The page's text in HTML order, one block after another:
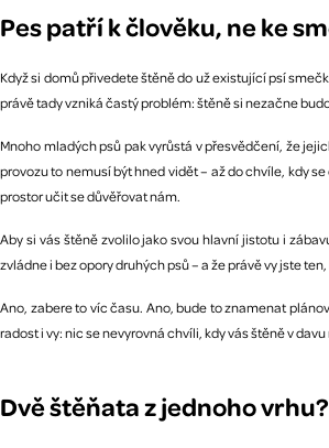
Pes patří k člověku, ne ke
Když si domů přivedete štěně do už existující psí
právě tady vzniká častý problém: štěně si nezačne
Mnoho mladých psů pak vyrůstá v přesvědčení, že
provozu to nemusí být hned vidět – až do chvíle, kdy
prostor učit se důvěřovat nám.
Aby si vás štěně zvolilo jako svou hlavní jistotu i
zvládne i bez opory druhých psů – a že právě vy jste
Ano, zabere to víc času. Ano, bude to znamenat
radost i vy: nic se nevyrovná chvíli, kdy vás štěně v
Dvě štěňata z jednoho